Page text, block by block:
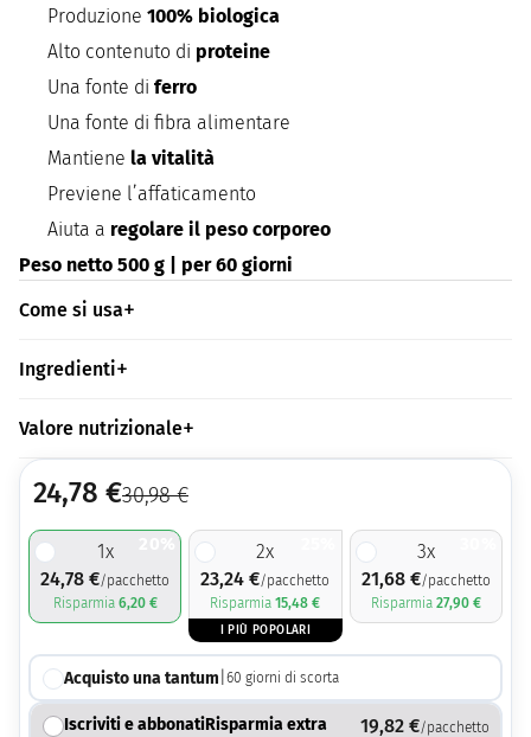
Produzione 100% biologica
Alto contenuto di proteine
Una fonte di ferro
Una fonte di fibra alimentare
Mantiene la vitalità
Previene l’affaticamento
Aiuta a regolare il peso corporeo
Peso netto 500 g | per 60 giorni
Come si usa
Ingredienti
Valore nutrizionale
24,78 €30,98€
1x
24,78€/pacchetto
Risparmia 6,20 €
2x
23,24€/pacchetto
Risparmia15,48€
I PIÙ POPOLARI
3x
21,68 €/pacchetto
Risparmia 27,90 €
Acquisto una tantum 60 giorni di scorta
Iscriviti e abbonatiRisparmia extra
19,82 €/pacchetto